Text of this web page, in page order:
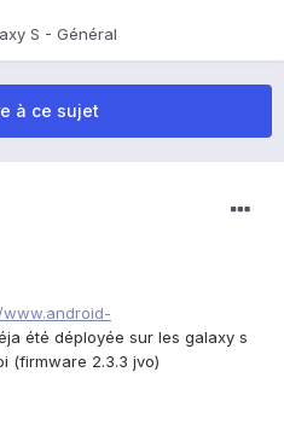
S - Général
à ce sujet
été déployée sur les galaxy s
(firmware 2.3.3 jvo)